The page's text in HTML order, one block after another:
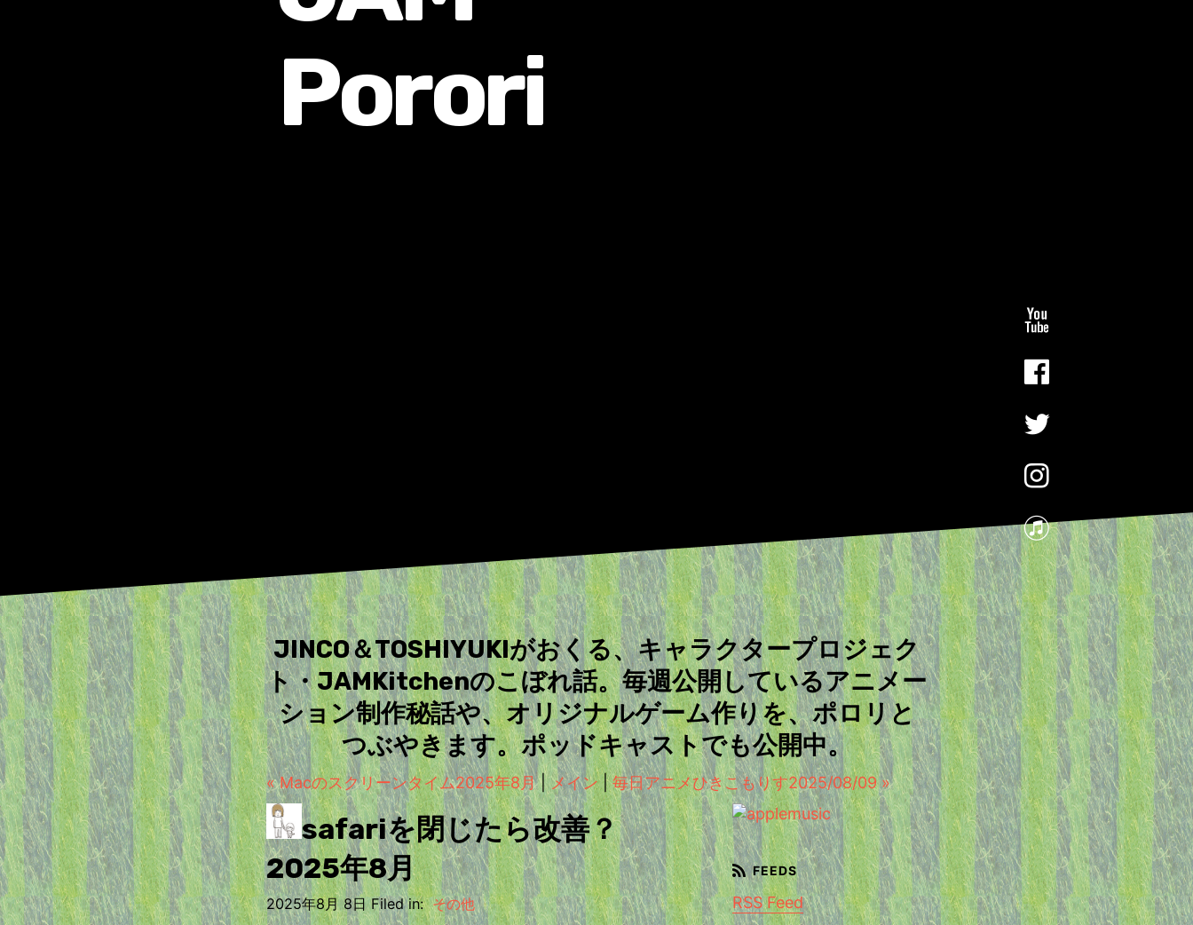
JINCO＆TOSHIYUKIがおくる、キャラクタープロジェク
ト・JAMKitchenのこぼれ話。毎週公開しているアニメー
ション制作秘話や、オリジナルゲーム作りを、ポロリと
つぶやきます。ポッドキャストでも公開中。
« Macのスクリーンタイム2025年8月|メイン|毎日アニメひきこもりす2025/08/09 »
safariを閉じたら改善？
2025年8月
2025年8月 8日 Filed in: その他 RSS Feed